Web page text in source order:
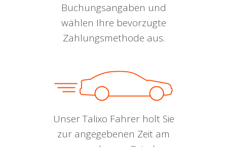
Buchungsangaben und
wählen Ihre bevorzugte
Zahlungsmethode aus.
Unser Talixo Fahrer holt Sie
zur angegebenen Zeit am